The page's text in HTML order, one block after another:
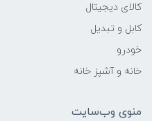
کالای دیجیتال
کابل و تبدیل
خودرو
خانه و آشپز خانه
منوی وب‌سایت